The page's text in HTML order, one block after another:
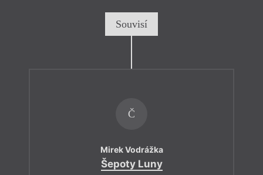
Souvisí
Č
Mirek Vodrážka
Šepoty Luny